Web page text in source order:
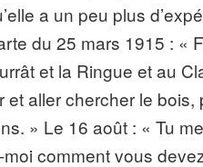
a un peu plus
du 25 mars 1915 : «
et la Ringue et au
et aller chercher le bois,
» Le 16 août : « Tu
comment vous